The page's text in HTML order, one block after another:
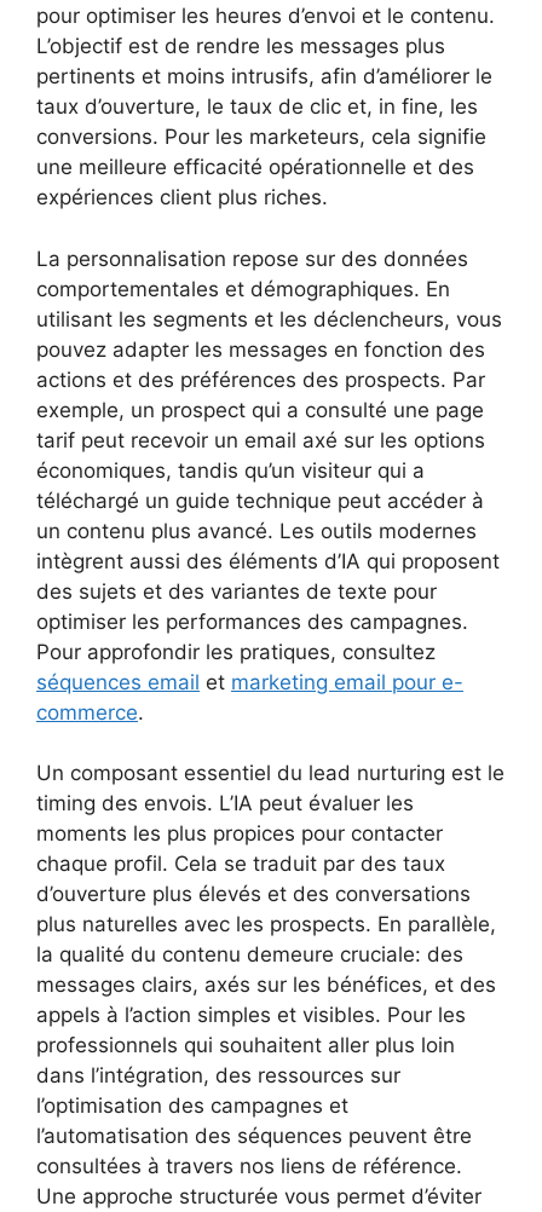
pour optimiser les heures d’envoi et le contenu.
L’objectif est de rendre les messages plus
pertinents et moins intrusifs, afin d’améliorer le
taux d’ouverture, le taux de clic et, in fine, les
conversions. Pour les marketeurs, cela signifie
une meilleure efficacité opérationnelle et des
expériences client plus riches.
La personnalisation repose sur des données
comportementales et démographiques. En
utilisant les segments et les déclencheurs, vous
pouvez adapter les messages en fonction des
actions et des préférences des prospects. Par
exemple, un prospect qui a consulté une page
tarif peut recevoir un email axé sur les options
économiques, tandis qu’un visiteur qui a
téléchargé un guide technique peut accéder à
un contenu plus avancé. Les outils modernes
intègrent aussi des éléments d’IA qui proposent
des sujets et des variantes de texte pour
optimiser les performances des campagnes.
Pour approfondir les pratiques, consultez
séquences email et marketing email pour e-
commerce.
Un composant essentiel du lead nurturing est le
timing des envois. L’IA peut évaluer les
moments les plus propices pour contacter
chaque profil. Cela se traduit par des taux
d’ouverture plus élevés et des conversations
plus naturelles avec les prospects. En parallèle,
la qualité du contenu demeure cruciale: des
messages clairs, axés sur les bénéfices, et des
appels à l’action simples et visibles. Pour les
professionnels qui souhaitent aller plus loin
dans l’intégration, des ressources sur
l’optimisation des campagnes et
l’automatisation des séquences peuvent être
consultées à travers nos liens de référence.
Une approche structurée vous permet d’éviter